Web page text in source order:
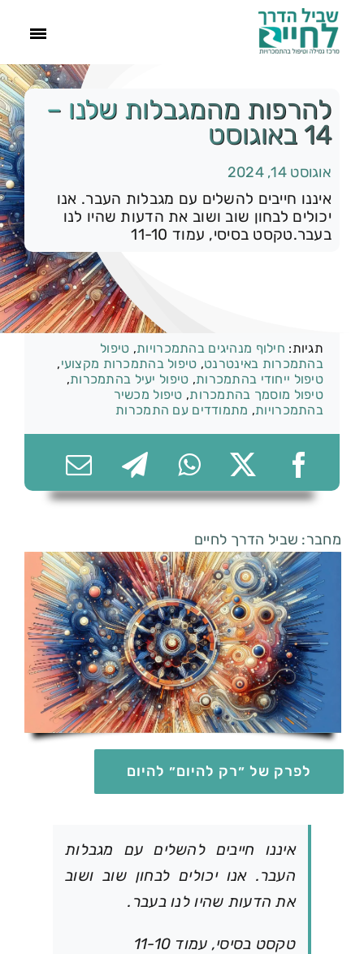
ראשי
הסיפור שלנו
התמכרויות
תהליך הגמילה
צור קשר
להרפות מהמגבלות שלנו –
14 באוגוסט
אוגוסט 14, 2024
איננו חייבים להשלים עם מגבלות העבר. אנו
יכולים לבחון שוב ושוב את הדעות שהיו לנו
בעבר.טקסט בסיסי, עמוד 11-10
תגיות: חילוף מנהיגים בהתמכרויות, טיפול
בהתמכרות באינטרנט, טיפול בהתמכרות מקצועי,
טיפול ייחודי בהתמכרות, טיפול יעיל בהתמכרות,
טיפול מוסמך בהתמכרות, טיפול מכשיר
בהתמכרויות, מתמודדים עם התמכרות
מחבר: שביל הדרך לחיים
לפרק של ״רק להיום״ להיום
איננו חייבים להשלים עם מגבלות
העבר. אנו יכולים לבחון שוב ושוב
את הדעות שהיו לנו בעבר.
טקסט בסיסי, עמוד 11-10